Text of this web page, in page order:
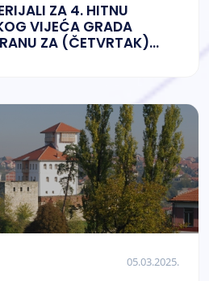
ZA 4. HITNU
VIJEĆA GRADA
ZA (ČETVRTAK)
05.03.2025.